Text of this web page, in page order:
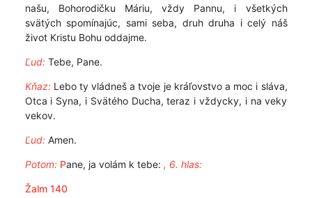
našu, Bohorodičku Máriu, vždy Pannu, i všetkých
svätých spomínajúc, sami seba, druh druha i celý náš
život Kristu Bohu oddajme.
Ľud:Tebe, Pane.
Kňaz:Lebo ty vládneš a tvoje je kráľovstvo a moc i sláva,
Otca i Syna, i Svätého Ducha, teraz i vždycky, i na veky
vekov.
Ľud:Amen.
Potom: Pane, ja volám k tebe: , 6. hlas:
Žalm 140